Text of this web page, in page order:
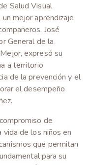
Salud Visual
mejor aprendizaje
José
General de la
expresó su
a territorio
de la prevención y el
el desempeño
de
vida de los niños en
que permitan
para su